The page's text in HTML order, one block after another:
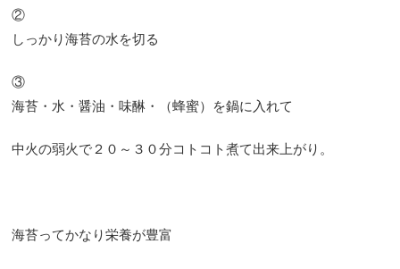
②
しっかり海苔の水を切る
③
海苔・水・醤油・味醂・（蜂蜜）を鍋に入れて
中火の弱火で２０～３０分コトコト煮て出来上がり。
海苔ってかなり栄養が豊富